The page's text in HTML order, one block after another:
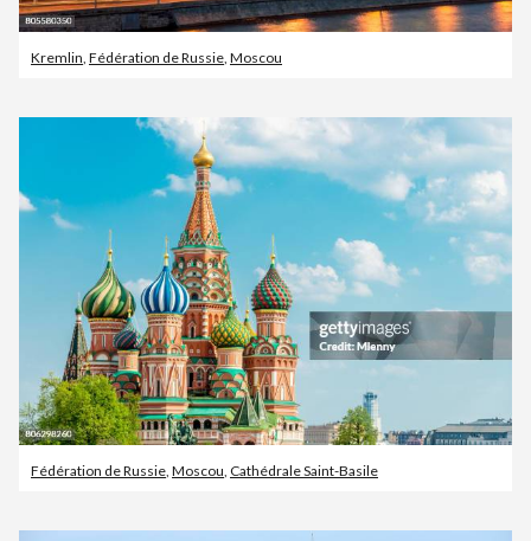
Kremlin, Fédération de Russie, Moscou
Fédération de Russie, Moscou, Cathédrale Saint-Basile